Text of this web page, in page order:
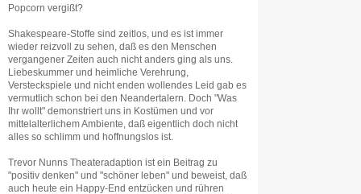
Popcorn vergißt?
Shakespeare-Stoffe sind zeitlos, und es ist immer
wieder reizvoll zu sehen, daß es den Menschen
vergangener Zeiten auch nicht anders ging als uns.
Liebeskummer und heimliche Verehrung,
Versteckspiele und nicht enden wollendes Leid gab es
vermutlich schon bei den Neandertalern. Doch "Was
Ihr wollt" demonstriert uns in Kostümen und vor
mittelalterlichem Ambiente, daß eigentlich doch nicht
alles so schlimm und hoffnungslos ist.
Trevor Nunns Theateradaption ist ein Beitrag zu
"positiv denken" und "schöner leben" und beweist, daß
auch heute ein Happy-End entzücken und rühren